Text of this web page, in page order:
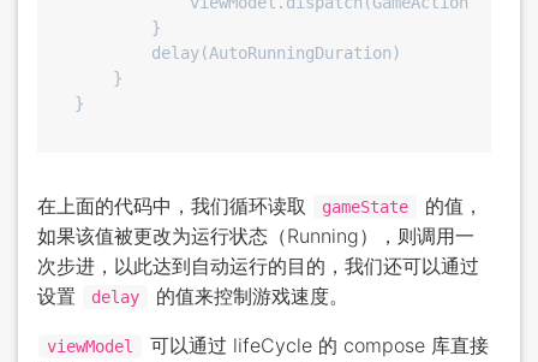
        }
        delay(AutoRunningDuration)
    }
在上面的代码中，我们循环读取 gameState
的值，
如果该值被更改为运行状态（Running），则调用一
次步进，以此达到自动运行的目的，我们还可以通过
设置
delay 的值来控制游戏速度。
viewModel
可以通过 lifeCycle 的 compose 库直接